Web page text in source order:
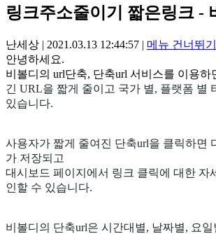
링크주소줄이기 짧은링크 -
난세상 | 2021.03.13 12:44:57 | 메뉴 건너뛰기
안녕하세요.
비볼디의 url단축, 단축url 서비스를 이용하
긴 URL을 짧게 줄이고 국가 별, 플랫폼 별
있습니다.
사용자가 짧게 줄여진 단축url을 클릭하면
가 저장되고
대시보드 페이지에서 링크 클릭에 대한 자
인할 수 있습니다.
비볼디의 단축url은 시간대별, 날짜별, 요